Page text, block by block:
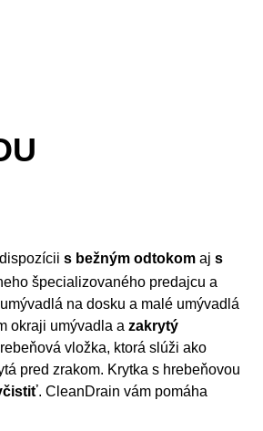
s bežným odtokom aj s
špecializovaného predajcu a
na dosku a malé umývadlá
okraji umývadla a zakrytý
vložka, ktorá slúži ako
pred zrakom. Krytka s hrebeňovou
. CleanDrain vám pomáha